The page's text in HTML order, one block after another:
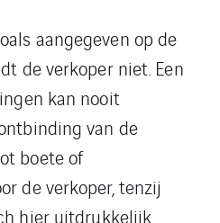
aangegeven op de
de verkoper niet. Een
kan nooit
van de
boete of
de verkoper, tenzij
hier uitdrukkelijk